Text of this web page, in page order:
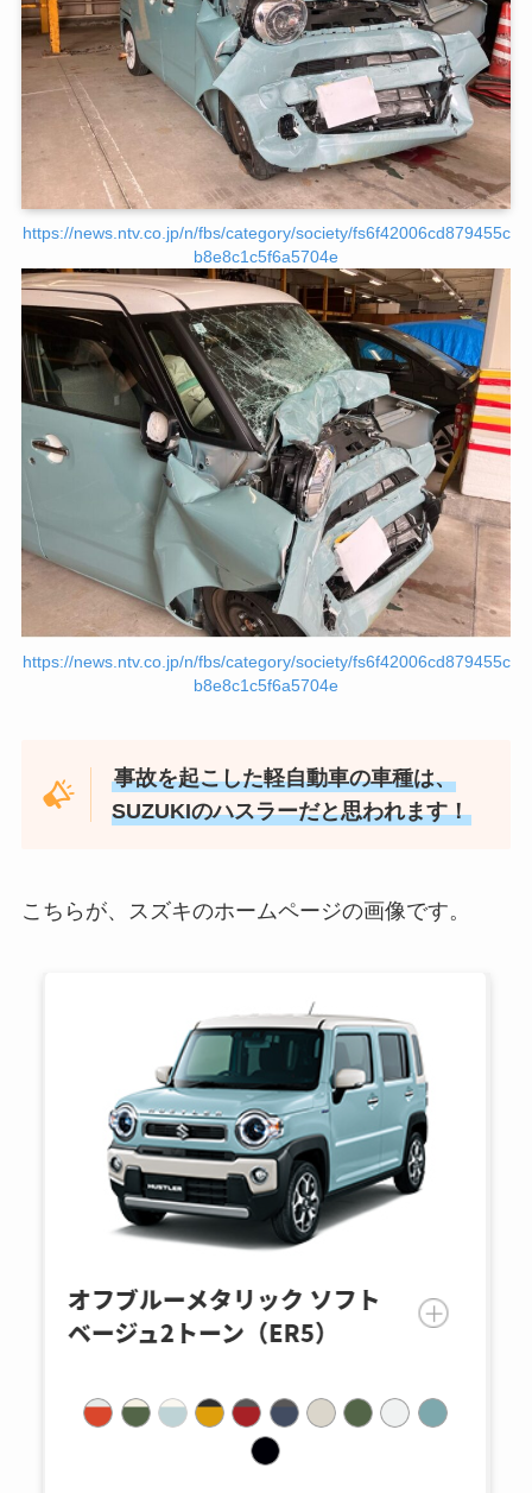
https://news.ntv.co.jp/n/fbs/category/society/fs6f42006cd879455c
b8e8c1c5f6a5704e
https://news.ntv.co.jp/n/fbs/category/society/fs6f42006cd879455c
b8e8c1c5f6a5704e
事故を起こした軽自動車の車種は、
SUZUKIのハスラーだと思われます！
こちらが、スズキのホームページの画像です。